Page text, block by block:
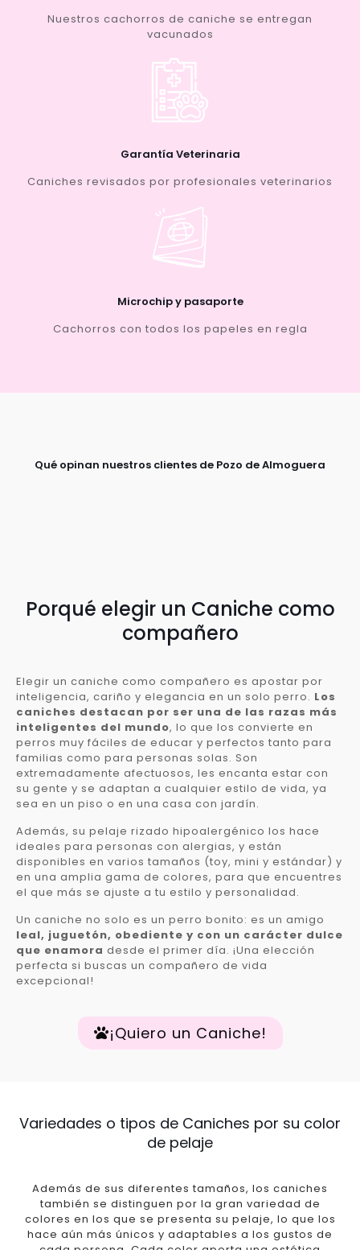
Nuestros cachorros de caniche se entregan
vacunados
Garantía Veterinaria
Caniches revisados por profesionales veterinarios
Microchip y pasaporte
Cachorros con todos los papeles en regla
Qué opinan nuestros clientes de Pozo de Almoguera
Porqué elegir un Caniche como
compañero
Elegir un caniche como compañero es apostar por
inteligencia, cariño y elegancia en un solo perro. Los
caniches destacan por ser una de las razas más
inteligentes del mundo, lo que los convierte en
perros muy fáciles de educar y perfectos tanto para
familias como para personas solas. Son
extremadamente afectuosos, les encanta estar con
su gente y se adaptan a cualquier estilo de vida, ya
sea en un piso o en una casa con jardín.
Además, su pelaje rizado hipoalergénico los hace
ideales para personas con alergias, y están
disponibles en varios tamaños (toy, mini y estándar) y
en una amplia gama de colores, para que encuentres
el que más se ajuste a tu estilo y personalidad.
Un caniche no solo es un perro bonito: es un amigo
leal, juguetón, obediente y con un carácter dulce
que enamora desde el primer día. ¡Una elección
perfecta si buscas un compañero de vida
excepcional!
¡Quiero un Caniche!
Variedades o tipos de Caniches por su color
de pelaje
Además de sus diferentes tamaños, los caniches
también se distinguen por la gran variedad de
colores en los que se presenta su pelaje, lo que los
hace aún más únicos y adaptables a los gustos de